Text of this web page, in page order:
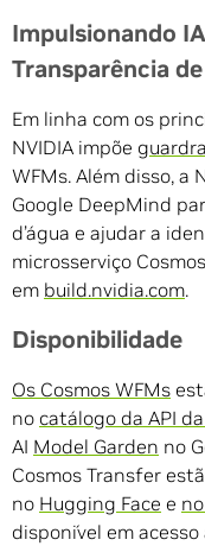
Impulsionando
Transparência
Em linha com os
NVIDIA impõe
WFMs. Além disso, a
Google DeepMind
d’água e ajudar a
microsserviço
em build.nvidia.com.
Disponibilidade
Os Cosmos WFMs
no catálogo da API
AI Model Garden no
Cosmos Transfer
no Hugging Face e
disponível em